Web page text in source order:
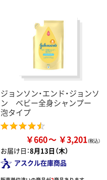
ジョンソン・エンド・ジョンソ
ン ベビー全身シャンプー
泡タイプ
￥660 ￥3,201
お届け日：8月13日（木）
アスクル在庫商品